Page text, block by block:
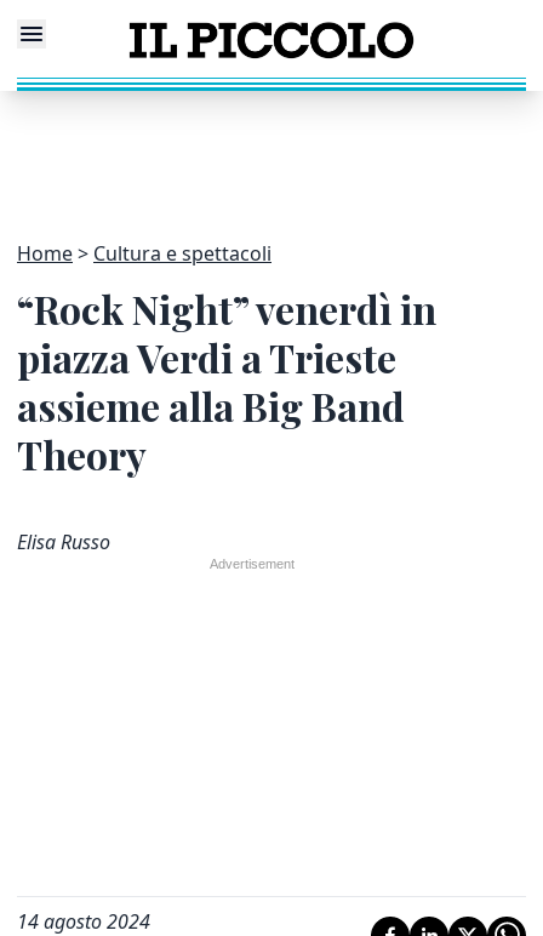
Home Cultura e spettacoli
“Rock Night” venerdì in
piazza Verdi a Trieste
assieme alla Big Band
Theory
Elisa Russo
14 agosto 2024